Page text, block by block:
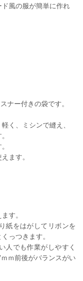
風の服が簡単に作れ
ナー付きの袋です。
く、ミシンで縫え、
ます。
す。
紙をはがしてリボンを
っつきます。
人でも作業がしやすく
ｍ前後がバランスがい